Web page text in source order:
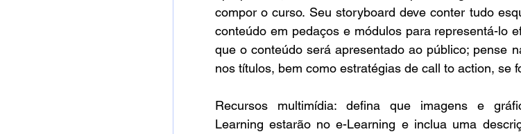
compor o curso. Seu storyboard deve conter tudo
conteúdo em pedaços e módulos para representá-lo
que o conteúdo será apresentado ao público; pense
nos títulos, bem como estratégias de call to action, se
Recursos multimídia: defina que imagens e
Learning estarão no e-Learning e inclua uma